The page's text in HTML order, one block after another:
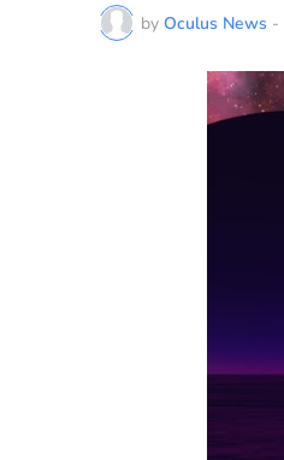
by Oculus News -